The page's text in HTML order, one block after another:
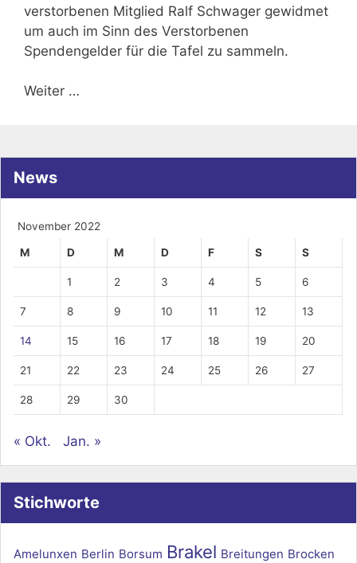
verstorbenen Mitglied Ralf Schwager gewidmet
um auch im Sinn des Verstorbenen
Spendengelder für die Tafel zu sammeln.
Weiter …
News
November 2022
M D M D F S S
1 2 3 4 5 6
7 8 9 10 11 12 13
14 15 16 17 18 19 20
21 22 23 24 25 26 27
28 29 30
« Okt. Jan. »
Stichworte
Amelunxen Berlin Borsum Brakel Breitungen Brocken